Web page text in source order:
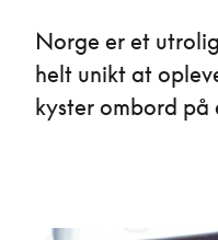
Norge er et
helt unikt at
kyster ombord på